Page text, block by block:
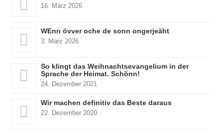
16. März 2026
WEnn övver oche de sonn ongerjeäht
3. März 2026
So klingt das Weihnachtsevangelium in der
Sprache der Heimat. Schönn!
24. Dezember 2021
Wir machen definitiv das Beste daraus
22. Dezember 2020